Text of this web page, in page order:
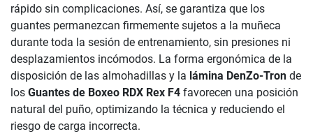
rápido sin complicaciones. Así, se garantiza que los
guantes permanezcan firmemente sujetos a la muñeca
durante toda la sesión de entrenamiento, sin presiones ni
desplazamientos incómodos. La forma ergonómica de la
disposición de las almohadillas y la lámina DenZo-Tron de
los Guantes de Boxeo RDX Rex F4 favorecen una posición
natural del puño, optimizando la técnica y reduciendo el
riesgo de carga incorrecta.